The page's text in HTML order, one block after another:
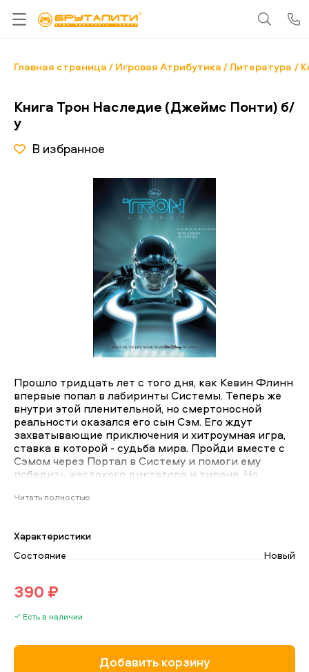
Главная страница Игровая Атрибутика Литература
Книга Трон Наследие (Джеймс Понти) б/
у
В избранное
Прошло тридцать лет с того дня, как Кевин Флинн
впервые попал в лабиринты Системы. Теперь же
внутри этой пленительной, но смертоносной
реальности оказался его сын Сэм. Его ждут
захватывающие приключения и хитроумная игра,
ставка в которой - судьба мира. Пройди вместе с
Сэмом через Портал в Систему и помоги ему
победить жестокого диктатора и тирана. Но
но чтобы выбраться, понадобятся весьма
Mottura, Stefano Ambrosio, Slava Panarin оценена
посетителями КнигоГид, и её читательский
Читать полностью
Характеристики
Состояние
Новый
390 ₽
Есть в наличии
Добавить корзину